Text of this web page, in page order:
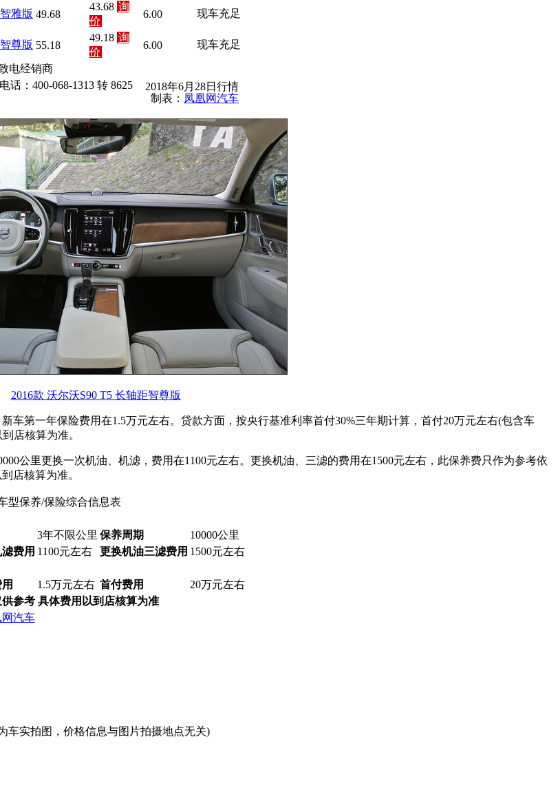
雅版 49.68
43.68 询
价
6.00 现车充足
尊版 55.18
49.18 询
价
6.00 现车充足
电经销商
话：400-068-1313 转 8625
2018年6月28日行情
制表： 凤凰网汽车
2016款 沃尔沃S90 T5 长轴距智尊版
车第一年保险费用在1.5万元左右。贷款方面，按央行基准利率首付30%三年期计算，首付20万元左右(包含车
店核算为准。
公里更换一次机油、机滤，费用在1100元左右。更换机油、三滤的费用在1500元左右，此保养费只作为参考依
店核算为准。
型保养/保险综合信息表
3年不限公里 保养周期
10000公里
费用 1100元左右 更换机油三滤费用 1500元左右
1.5万元左右 首付费用
20万元左右
供参考 具体费用以到店核算为准
网汽车
车实拍图，价格信息与图片拍摄地点无关)